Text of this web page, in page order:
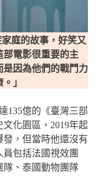
庭的故事，好笑又
電影很重要的主
是因為他們的戰鬥力
」
135億的《臺灣三部
化園區，2019年起
發，但當時他還沒有
包括法國視效團
隊、泰國動物團隊